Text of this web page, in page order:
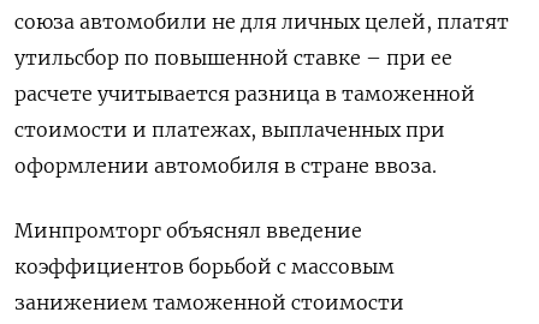
союза автомобили не для личных целей, платят
утильсбор по повышенной ставке – при ее
расчете учитывается разница в таможенной
стоимости и платежах, выплаченных при
оформлении автомобиля в стране ввоза.
Минпромторг объяснял введение
коэффициентов борьбой с массовым
занижением таможенной стоимости